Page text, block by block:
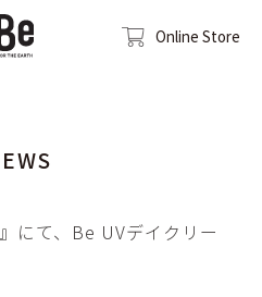
Online Store
にて、Be UVデイクリー